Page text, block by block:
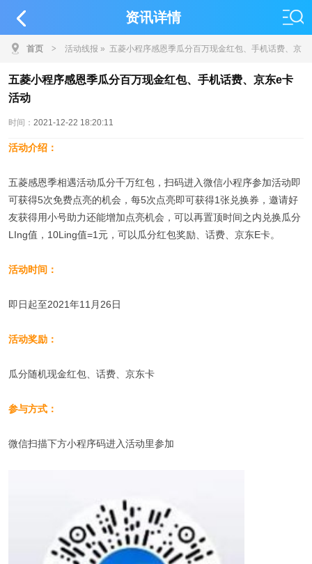
资讯详情
首页 > 活动线报 » 五菱小程序感恩季瓜分百万现金红包、手机话费、京
东e卡活动
五菱小程序感恩季瓜分百万现金红包、手机话费、京东e卡
活动
时间： 2021-12-22 18:20:11
活动介绍：
五菱感恩季相遇活动瓜分千万红包，扫码进入微信小程序参加活动即
可获得5次免费点亮的机会，每5次点亮即可获得1张兑换券，邀请好
友获得用小号助力还能增加点亮机会，可以再置顶时间之内兑换瓜分
LIng值，10Ling值=1元，可以瓜分红包奖励、话费、京东E卡。
活动时间：
即日起至2021年11月26日
活动奖励：
瓜分随机现金红包、话费、京东卡
参与方式：
微信扫描下方小程序码进入活动里参加